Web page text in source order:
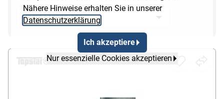
Nähere Hinweise erhalten Sie in unserer
Datenschutzerklärung
Ich akzeptiere
Nur essenzielle Cookies akzeptieren